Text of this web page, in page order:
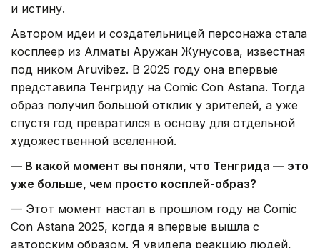
и истину.
Автором идеи и создательницей персонажа стала
косплеер из Алматы Аружан Жунусова, известная
под ником Aruvibez. В 2025 году она впервые
представила Тенгриду на Comic Con Astana. Тогда
образ получил большой отклик у зрителей, а уже
спустя год превратился в основу для отдельной
художественной вселенной.
— В какой момент вы поняли, что Тенгрида — это
уже больше, чем просто косплей-образ?
— Этот момент настал в прошлом году на Comic
Con Astana 2025, когда я впервые вышла с
авторским образом. Я увидела реакцию людей,